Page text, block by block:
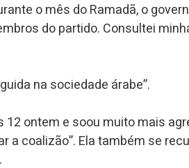
o mês do Ramadã, o
do partido. Consultei
na sociedade árabe”.
ontem e soou muito mais
a coalizão”. Ela também se